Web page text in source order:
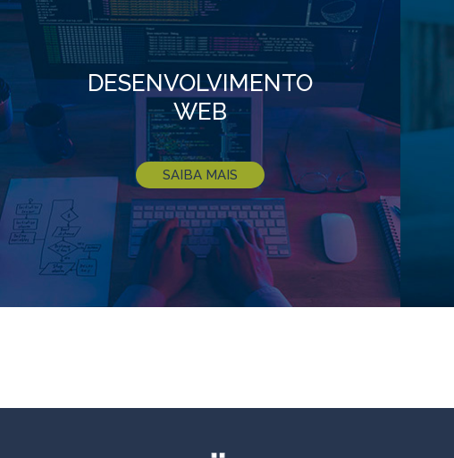
DESENVOLVIMENTO
WEB
SAIBA MAIS